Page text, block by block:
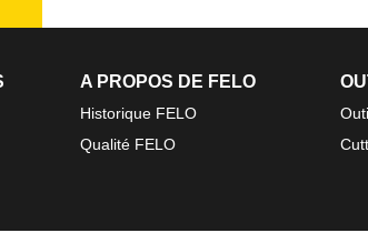
A PROPOS DE FELO
Historique FELO
Qualité FELO